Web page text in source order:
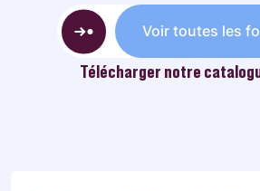
Voir toutes les
Télécharger notre